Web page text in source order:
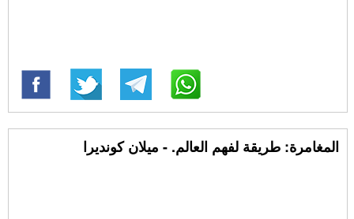
المغامرة: طريقة لفهم العالم. - ميلان كونديرا